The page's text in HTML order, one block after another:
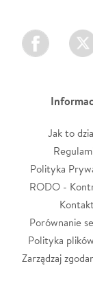
Facebook
Jak to
Polityka
RODO -
Kontakt
Porównanie
Polityka
Zarządzaj